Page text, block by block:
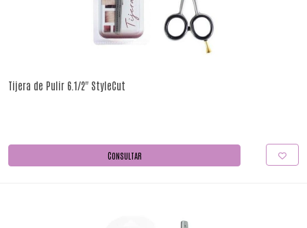
Tijera de Pulir 6.1/2" StyleCut
CONSULTAR